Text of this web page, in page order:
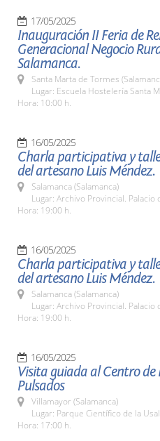
17/05/2025
Inauguración II Feria de
Generacional Negocio
Salamanca.
Santa Marta de Tormes
Lugar: Escuela Hostelería Santa
Hora: 10:00 h.
16/05/2025
Charla participativa y
del artesano Luis Méndez.
Salamanca (Salamanca)
Lugar: Archivo Provincial. Palacio
Hora: 19:00 h.
16/05/2025
Charla participativa y
del artesano Luis Méndez.
Salamanca (Salamanca)
Lugar: Archivo Provincial. Palacio
Hora: 19:00 h.
16/05/2025
Visita guiada al Centro de
Pulsados
Villamayor (Salamanca)
Lugar: Parque Científico de la
Hora: 17:00 h.